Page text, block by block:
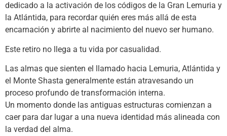
dedicado a la activación de los códigos de la Gran Lemuria y
la Atlántida, para recordar quién eres más allá de esta
encarnación y abrirte al nacimiento del nuevo ser humano.
Este retiro no llega a tu vida por casualidad.
Las almas que sienten el llamado hacia Lemuria, Atlántida y
el Monte Shasta generalmente están atravesando un
proceso profundo de transformación interna.
Un momento donde las antiguas estructuras comienzan a
caer para dar lugar a una nueva identidad más alineada con
la verdad del alma.